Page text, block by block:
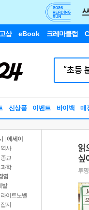
샵 eBook 크레마클럽
신상품 이벤트 바이백 매
에세이
역사
종교
과학
영
발
라이트노벨
잡지